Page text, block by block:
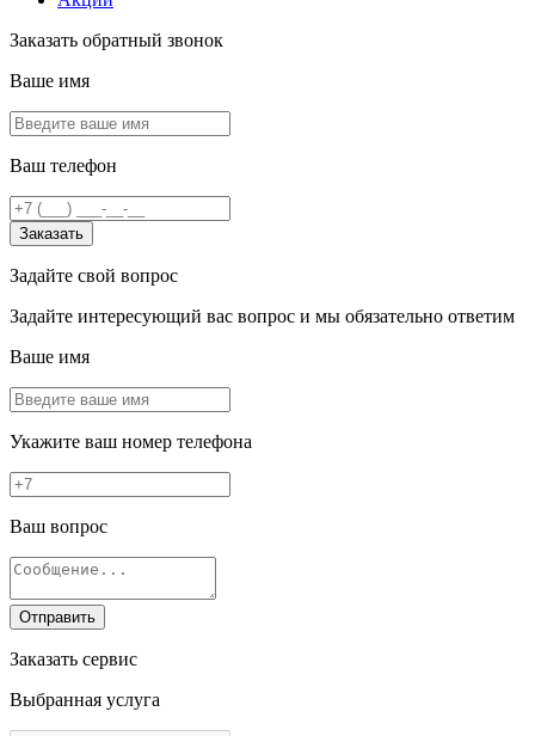
Заказать обратный звонок
Ваше имя
Ваш телефон
Заказать
Задайте свой вопрос
Задайте интересующий вас вопрос и мы обязательно ответим
Ваше имя
Укажите ваш номер телефона
Ваш вопрос
Отправить
Заказать сервис
Выбранная услуга